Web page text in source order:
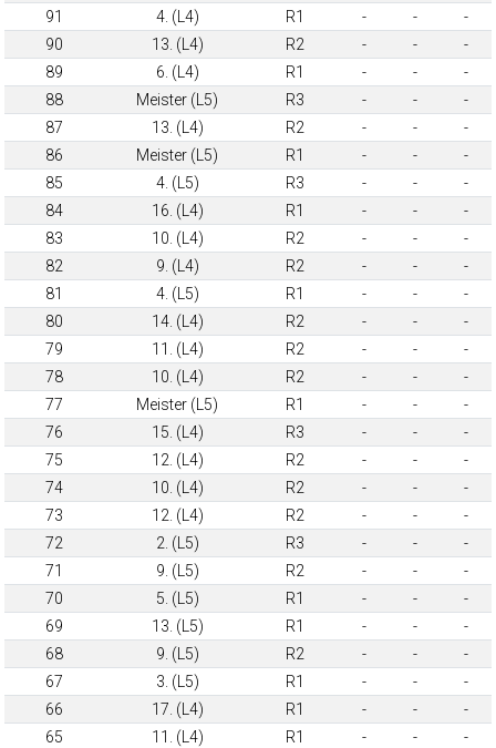
91 4. (L4) R1 - -
-
90
13. (L4) R2 - -
-
89
6. (L4) R1 - -
-
88
Meister (L5) R3 - -
-
87
13. (L4) R2 - -
-
86
Meister (L5) R1 - -
-
85
4. (L5) R3 - -
-
84
16. (L4) R1 - -
-
83
10. (L4) R2 - -
-
82
9. (L4) R2 - -
-
81
4. (L5) R1 - -
-
80
14. (L4) R2 - -
-
79
11. (L4) R2 - -
-
78
10. (L4) R2 - -
-
77
Meister (L5) R1 - -
-
76
15. (L4) R3 - -
-
75
12. (L4) R2 - -
-
74
10. (L4) R2 - -
-
73
12. (L4) R2 - -
-
72
2. (L5) R3 - -
-
71
9. (L5) R2 - -
-
70
5. (L5) R1 - -
-
69
13. (L5) R1 - -
-
68
9. (L5) R2 - -
-
67
3. (L5) R1 - -
-
66
17. (L4) R1 - -
-
65
11. (L4) R1 - -
-